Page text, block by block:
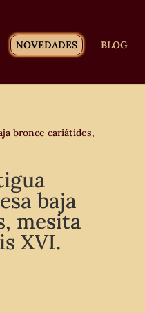
NOVEDADES BLOG
bronce cariátides,
baja
mesita
XVI.